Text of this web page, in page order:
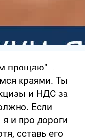
прощаю"...
краями. Ты
и НДС за
Если
и про дороги
оставь его